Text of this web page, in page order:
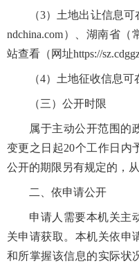
（3）土地出让信息
ndchina.com）、湖南省
站查看（网址https://
（4）土地征收信息
（三）公开时限
属于主动公开范围的
变更之日起20个工作日内
公开的期限另有规定的，从
二、依申请公开
申请人需要本机关主
关申请获取。本机关依申
和所掌握该信息的实际状